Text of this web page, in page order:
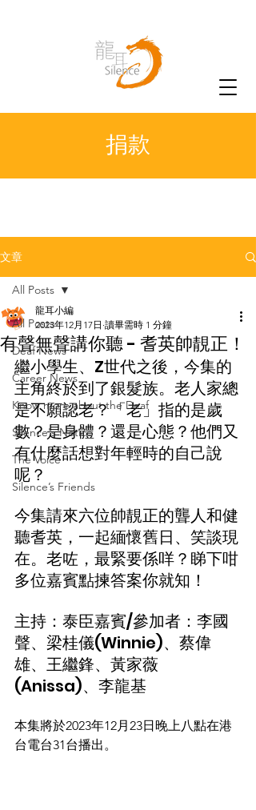
捐款
文章
All Posts
Deaf News
Career News
Know more about the Deaf
Silence's Notice
The Voice
Silence’s Friends
All Posts
有聲無聲講你聽 - 耆英帥靚正！
龍耳小編
2023年12月17日 讀畢需時 1 分鐘
繼小學生、Z世代之後，今集的
主角終於到了銀髮族。老人家總
是不願認老？「老」指的是歲
數？是身體？還是心態？他們又
有什麼話想對年輕時的自己說
呢？
今集請來六位帥靚正的聾人和健
聽耆英，一起緬懷舊日、笑談現
在。老咗，最緊要係咩？睇下咁
多位嘉賓點揀答案你就知！
主持：泰臣嘉賓/參加者：李國
聲、梁桂儀(Winnie)、蔡偉
雄、王繼鋒、黃家薇
(Anissa)、李龍基
本集將於2023年12月23日晚上八點在港
台電台31台播出。